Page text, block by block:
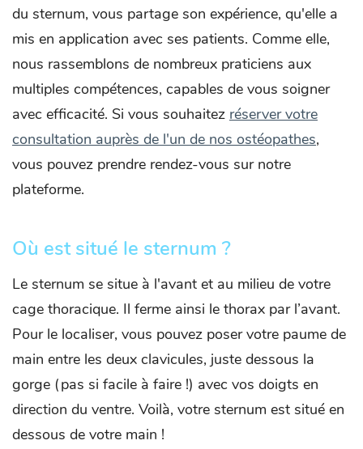
du sternum, vous partage son expérience, qu'elle a
mis en application avec ses patients. Comme elle,
nous rassemblons de nombreux praticiens aux
multiples compétences, capables de vous soigner
avec efficacité. Si vous souhaitez réserver votre
consultation auprès de l'un de nos ostéopathes,
vous pouvez prendre rendez-vous sur notre
plateforme.
Où est situé le sternum ?
Le sternum se situe à l'avant et au milieu de votre
cage thoracique. Il ferme ainsi le thorax par l’avant.
Pour le localiser, vous pouvez poser votre paume de
main entre les deux clavicules, juste dessous la
gorge (pas si facile à faire !) avec vos doigts en
direction du ventre. Voilà, votre sternum est situé en
dessous de votre main !